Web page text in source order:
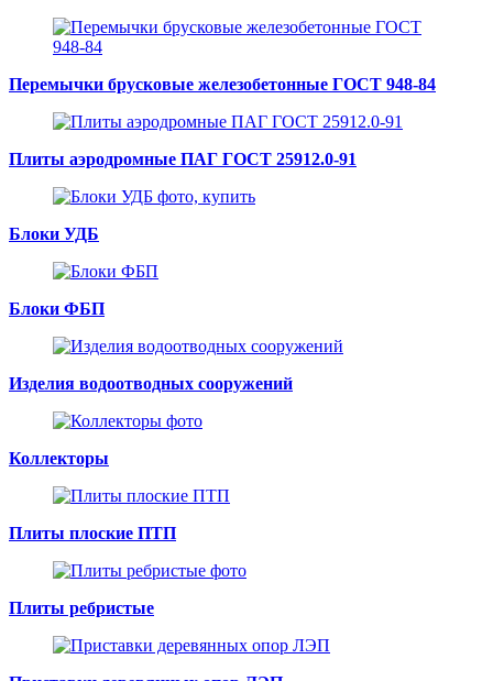
Перемычки брусковые железобетонные ГОСТ 948-84
Плиты аэродромные ПАГ ГОСТ 25912.0-91
Блоки УДБ
Блоки ФБП
Изделия водоотводных сооружений
Коллекторы
Плиты плоские ПТП
Плиты ребристые